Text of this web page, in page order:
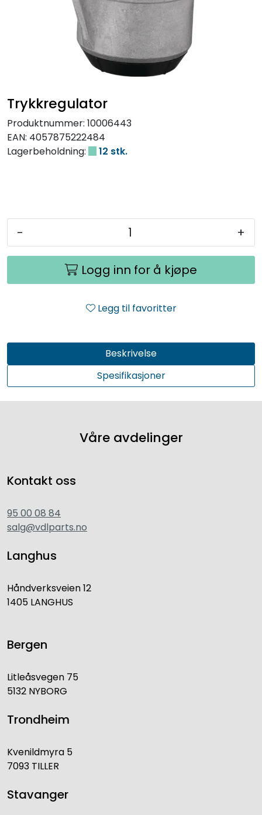
Trykkregulator
Produktnummer: 10006443
EAN: 4057875222484
Lagerbeholdning:
12 stk.
- +
Logg inn for å kjøpe
Legg til favoritter
Beskrivelse
Spesifikasjoner
Våre avdelinger
Kontakt oss
95 00 08 84
salg@vdlparts.no
Langhus
Håndverksveien 12
1405 LANGHUS
Bergen
Litleåsvegen 75
5132 NYBORG
Trondheim
Kvenildmyra 5
7093 TILLER
Stavanger